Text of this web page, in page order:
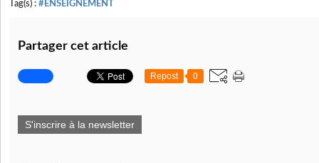
Tag(s) : #ENSEIGNEMENT
Partager cet article
Repost 0
S'inscrire à la newsletter